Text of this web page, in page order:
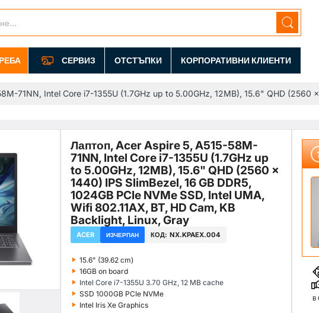
СЕРВИЗ ОТСТЪПКИ КОРПОРАТИВНИ КЛИЕНТИ
71NN, Intel Core i7-1355U (1.7GHz up to 5.00GHz, 12MB), 15.6" QHD
Лаптоп, Acer Aspire 5, A515-58M-
71NN, Intel Core i7-1355U (1.7GHz up
to 5.00GHz, 12MB), 15.6" QHD (2560 x
1440) IPS SlimBezel, 16 GB DDR5,
1024GB PCIe NVMe SSD, Intel UMA,
Wifi 802.11AX, BT, HD Cam, KB
Backlight, Linux, Gray
ACER ИЗЧЕРПАН КОД: NX.KPAEX.004
‣ 15.6" (39.62 cm)
‣ 16GB on board
‣ Intel Core i7-1355U 3.70 GHz, 12 MB cache
‣ SSD 1000GB PCIe NVMe
‣ Intel Iris Xe Graphics
в